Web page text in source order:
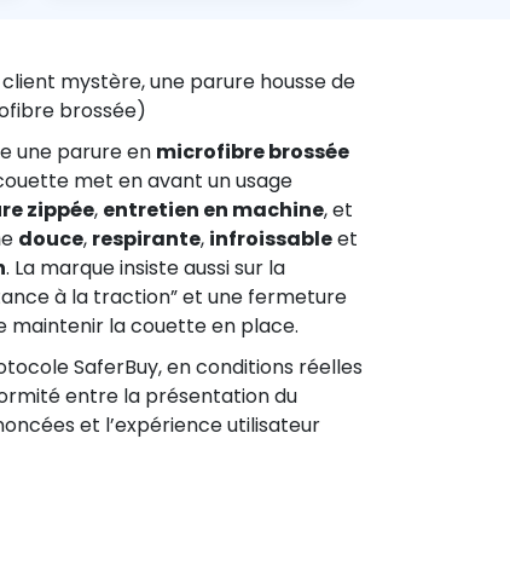
mystère, une parure housse de
brossée)
une parure en microfibre brossée
met en avant un usage
zippée, entretien en machine, et
douce, respirante, infroissableet
. La marque insiste aussi sur la
à la traction” et une fermeture
maintenir la couette en place.
SaferBuy, en conditions réelles
entre la présentation du
et l’expérience utilisateur